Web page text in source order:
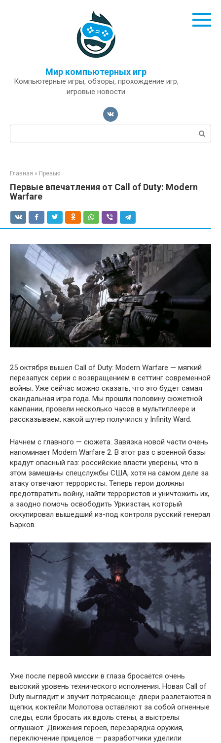
Мир компьютерных игр
Компьютерные игры, обзоры, прохождение игр,
игровые новости
Поиск:
Главная » Превью
Первые впечатления от Call of Duty: Modern
Warfare
25 октября вышел Call of Duty: Modern Warfare — мягкий
перезапуск серии с возвращением в сеттинг современной
войны. Уже сейчас можно сказать, что это будет самая
скандальная игра года. Мы прошли половину сюжетной
кампании, провели несколько часов в мультиплеере и
рассказываем, какой шутер получился у Infinity Ward.
Начнем с главного — сюжета. Завязка новой части очень
напоминает Modern Warfare 2. В этот раз с военной базы
крадут опасный газ: российские власти уверены, что в
этом замешаны спецслужбы США, хотя на самом деле за
атаку отвечают террористы. Теперь герои должны
предотвратить войну, найти террористов и уничтожить их,
а заодно помочь освободить Уркизстан, который
оккупировал вышедший из-под контроля русский генерал
Барков.
Уже после первой миссии в глаза бросается очень
высокий уровень технического исполнения. Новая Call of
Duty выглядит и звучит потрясающе: двери разлетаются в
щепки, коктейли Молотова оставляют за собой огненные
следы, если бросать их вдоль стены, а выстрелы
оглушают. Движения героев, перезарядка оружия,
переключение прицелов — разработчики уделили